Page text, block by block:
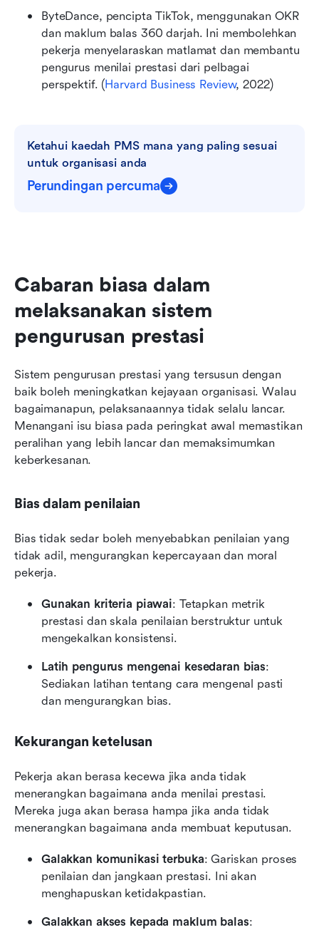
ByteDance, pencipta TikTok, menggunakan OKR
dan maklum balas 360 darjah. Ini membolehkan
pekerja menyelaraskan matlamat dan membantu
pengurus menilai prestasi dari pelbagai
perspektif. (Harvard Business Review, 2022)
Ketahui kaedah PMS mana yang paling sesuai
untuk organisasi anda
Perundingan percuma
Cabaran biasa dalam
melaksanakan sistem
pengurusan prestasi
Sistem pengurusan prestasi yang tersusun dengan
baik boleh meningkatkan kejayaan organisasi. Walau
bagaimanapun, pelaksanaannya tidak selalu lancar.
Menangani isu biasa pada peringkat awal memastikan
peralihan yang lebih lancar dan memaksimumkan
keberkesanan.
Bias dalam penilaian
Bias tidak sedar boleh menyebabkan penilaian yang
tidak adil, mengurangkan kepercayaan dan moral
pekerja.
Gunakan kriteria piawai: Tetapkan metrik
prestasi dan skala penilaian berstruktur untuk
mengekalkan konsistensi.
Latih pengurus mengenai kesedaran bias:
Sediakan latihan tentang cara mengenal pasti
dan mengurangkan bias.
Kekurangan ketelusan
Pekerja akan berasa kecewa jika anda tidak
menerangkan bagaimana anda menilai prestasi.
Mereka juga akan berasa hampa jika anda tidak
menerangkan bagaimana anda membuat keputusan.
Galakkan komunikasi terbuka: Gariskan proses
penilaian dan jangkaan prestasi. Ini akan
menghapuskan ketidakpastian.
Galakkan akses kepada maklum balas: